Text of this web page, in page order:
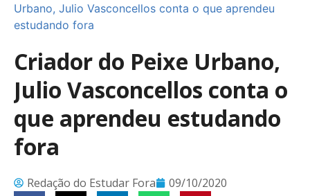
Urbano, Julio Vasconcellos conta o que aprendeu
estudando fora
Criador do Peixe Urbano,
Julio Vasconcellos conta o
que aprendeu estudando
fora
Redação do Estudar Fora 09/10/2020